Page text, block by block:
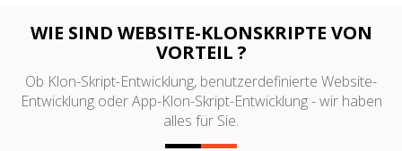
WIE SIND WEBSITE-KLONSKRIPTE VON
VORTEIL ?
Ob Klon-Skript-Entwicklung, benutzerdefinierte Website-
Entwicklung oder App-Klon-Skript-Entwicklung - wir haben
alles für Sie.